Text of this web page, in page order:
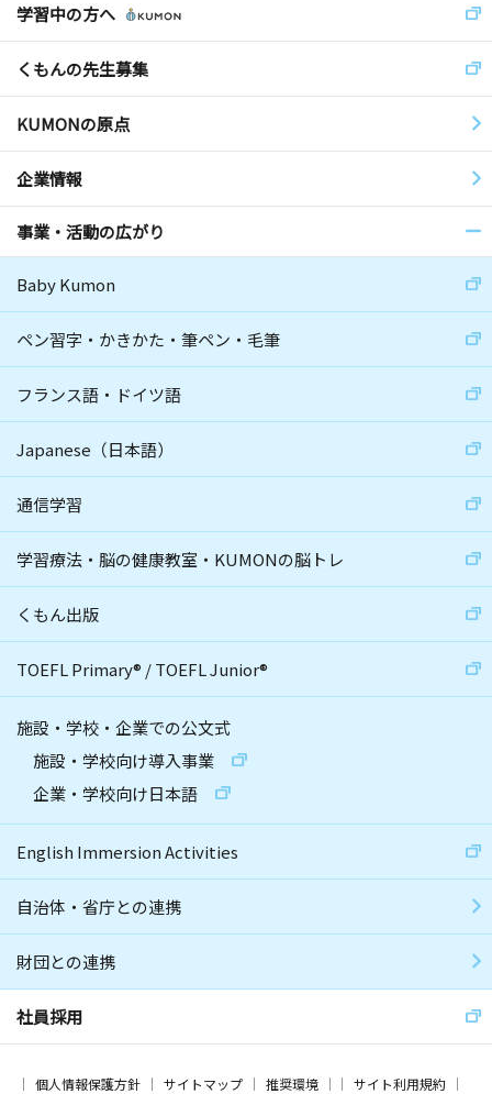
学習中の方へ
くもんの先生募集
KUMONの原点
企業情報
事業・活動の広がり
Baby Kumon
ペン習字・かきかた・筆ペン・毛筆
フランス語・ドイツ語
Japanese（日本語）
通信学習
学習療法・脳の健康教室・KUMONの脳トレ
くもん出版
TOEFL Primary® /TOEFL Junior®
施設・学校・企業での公文式
施設・学校向け導入事業
企業・学校向け日本語
English Immersion Activities
自治体・省庁との連携
財団との連携
社員採用
個人情報保護方針 サイトマップ 推奨環境 サイト利用規約